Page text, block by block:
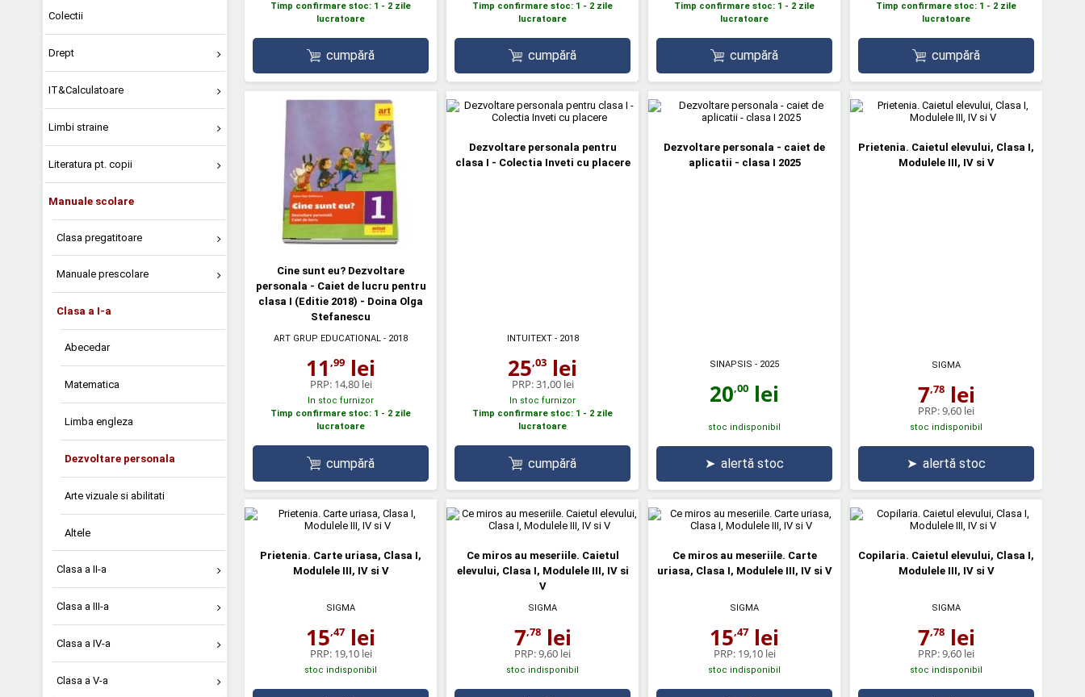
Colectii
Drept
IT&Calculatoare
Limbi straine
Literatura pt. copii
Manuale scolare
Clasa pregatitoare
Manuale prescolare
Clasa a I-a
Abecedar
Matematica
Limba engleza
Dezvoltare personala
Arte vizuale si abilitati
Altele
Clasa a II-a
Clasa a III-a
Clasa a IV-a
Clasa a V-a
Timp confirmare stoc: 1 - 2 zile
lucratoare
cumpără
Timp confirmare stoc: 1 - 2 zile
lucratoare
cumpără
Timp confirmare stoc: 1 - 2 zile
lucratoare
cumpără
Timp confirmare stoc: 1 - 2 zile
lucratoare
cumpără
Cine sunt eu? Dezvoltare
personala - Caiet de lucru pentru
clasa I (Editie 2018) - Doina Olga
Stefanescu
ART GRUP EDUCATIONAL - 2018
11 ,99 lei
PRP: 14,80 lei
In stoc furnizor
Timp confirmare stoc: 1 - 2 zile
lucratoare
cumpără
Dezvoltare personala pentru
clasa I - Colectia Inveti cu placere
INTUITEXT- 2018
25,03 lei
PRP:31,00 lei
In stoc furnizor
Timp confirmare stoc: 1 - 2 zile
lucratoare
cumpără
Dezvoltare personala - caiet de
aplicatii - clasa I 2025
SINAPSIS - 2025
20,00 lei
stoc indisponibil
➤ alertă stoc
Prietenia. Caietul elevului, Clasa I,
Modulele III, IV si V
SIGMA
7,78lei
PRP:9,60 lei
stoc indisponibil
➤ alertă stoc
Prietenia. Carte uriasa, Clasa I,
Modulele III, IV si V
SIGMA
15,47 lei
PRP: 19,10 lei
stoc indisponibil
Ce miros au meseriile. Caietul
elevului, Clasa I, Modulele III, IV si
V
SIGMA
7,78lei
PRP:9,60 lei
stoc indisponibil
Ce miros au meseriile. Carte
uriasa, Clasa I, Modulele III, IV si V
SIGMA
15,47 lei
PRP: 19,10 lei
stoc indisponibil
Copilaria. Caietul elevului, Clasa I,
Modulele III, IV si V
SIGMA
7,78lei
PRP:9,60 lei
stoc indisponibil